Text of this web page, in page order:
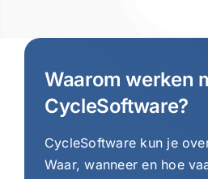
Waarom werken
CycleSoftware?
CycleSoftware kun je
Waar, wanneer en hoe